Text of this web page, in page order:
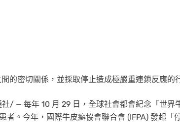
的密切關係，並採取停止造成極嚴重連鎖反應的
/ — 每年 10 月 29 日，全球社會都會紀念「世界
者。今年，國際牛皮癬協會聯合會 (IFPA) 發起「